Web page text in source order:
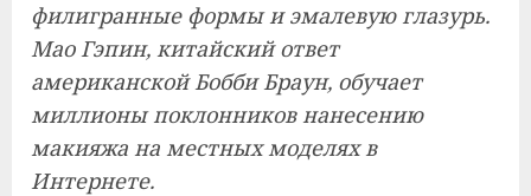
филигранные формы и эмалевую глазурь.
Мао Гэпин, китайский ответ
американской Бобби Браун, обучает
миллионы поклонников нанесению
макияжа на местных моделях в
Интернете.